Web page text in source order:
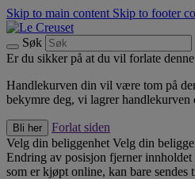
Skip to main content Skip to footer
Søk
Er du sikker på at du vil forlate
Handlekurven din vil være tom på
bekymre deg, vi lagrer
Bli her
Forlat siden
Velg din beliggenhet Velg din
Endring av posisjon fjerner
som er kjøpt online, kan bare sendes